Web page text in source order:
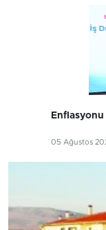
Enflasyonu
05 Ağustos